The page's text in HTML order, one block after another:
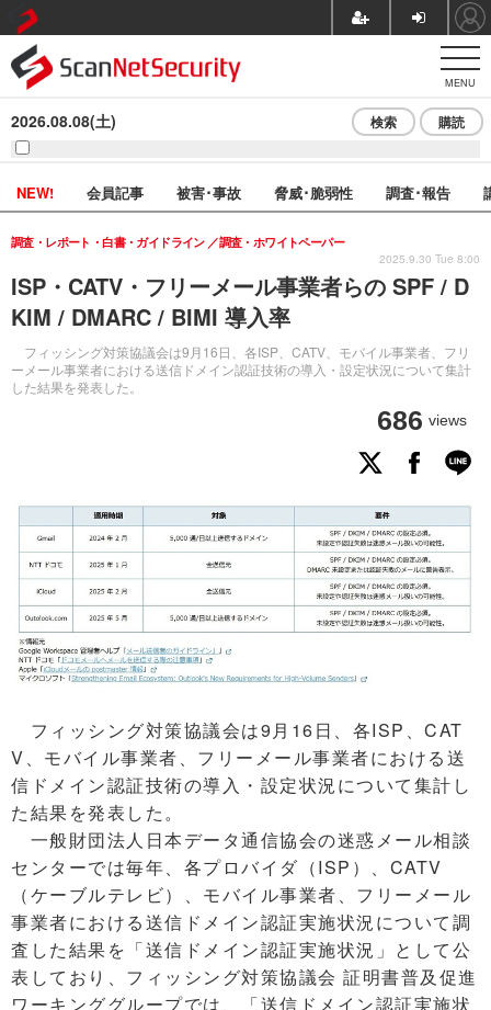
MENU
2026.08.08(土) 検索 購読
NEW! 会員記事 被害･事故 脅威･脆弱性 調査･報告
ISP・CATV・フリーメール事業者らの SPF / D
KIM / DMARC / BIMI 導入率
フィッシング対策協議会は9月16日、各ISP、CATV、モバイル事業者、フリ
ーメール事業者における送信ドメイン認証技術の導入・設定状況について集計
した結果を発表した。
調査・レポート・白書・ガイドライン 調査・ホワイトペーパー
686 views
2025.9.30 Tue 8:00
フィッシング対策協議会は9月16日、各ISP、CAT
V、モバイル事業者、フリーメール事業者における送
信ドメイン認証技術の導入・設定状況について集計し
た結果を発表した。
一般財団法人日本データ通信協会の迷惑メール相談
センターでは毎年、各プロバイダ（ISP）、CATV
（ケーブルテレビ）、モバイル事業者、フリーメール
事業者における送信ドメイン認証実施状況について調
査した結果を「送信ドメイン認証実施状況」として公
表しており、フィッシング対策協議会 証明書普及促進
ワーキンググループでは、「送信ドメイン認証実施状